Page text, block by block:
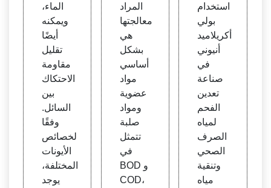
الماء،
ويمكنه
أيضًا
تقليل
مقاومة
الاحتكاك
بين
السائل.
وفقًا
لخصائص
الأيونات
المختلفة،
يوجد
المراد
معالجتها
هي
بشكل
أساسي
مواد
عضوية
ومواد
صلبة
تتمثل
في
BOD و
COD،
استخدام
بولي
أكريلاميد
أنيوني
في
صناعة
تعدين
الفحم
لمياه
الصرف
الصحي
وتنقية
مياه